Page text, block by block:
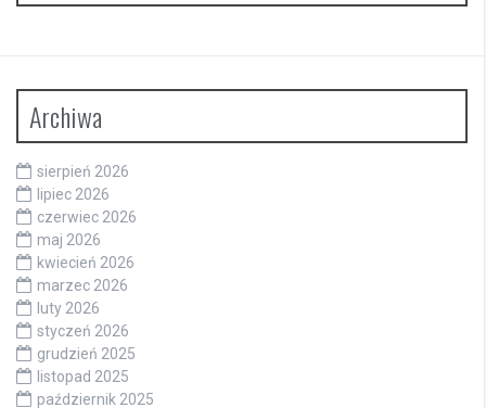
Archiwa
sierpień 2026
lipiec 2026
czerwiec 2026
maj 2026
kwiecień 2026
marzec 2026
luty 2026
styczeń 2026
grudzień 2025
listopad 2025
październik 2025